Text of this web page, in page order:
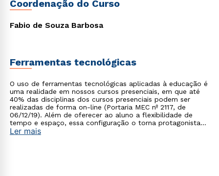
Coordenação do Curso
Fabio de Souza Barbosa
Ferramentas tecnológicas
O uso de ferramentas tecnológicas aplicadas à educação é
uma realidade em nossos cursos presenciais, em que até
40% das disciplinas dos cursos presenciais podem ser
realizadas de forma on-line (Portaria MEC nº 2117, de
06/12/19). Além de oferecer ao aluno a flexibilidade de
tempo e espaço, essa configuração o torna protagonista
no processo de construção do seu conhecimento.
Ler mais